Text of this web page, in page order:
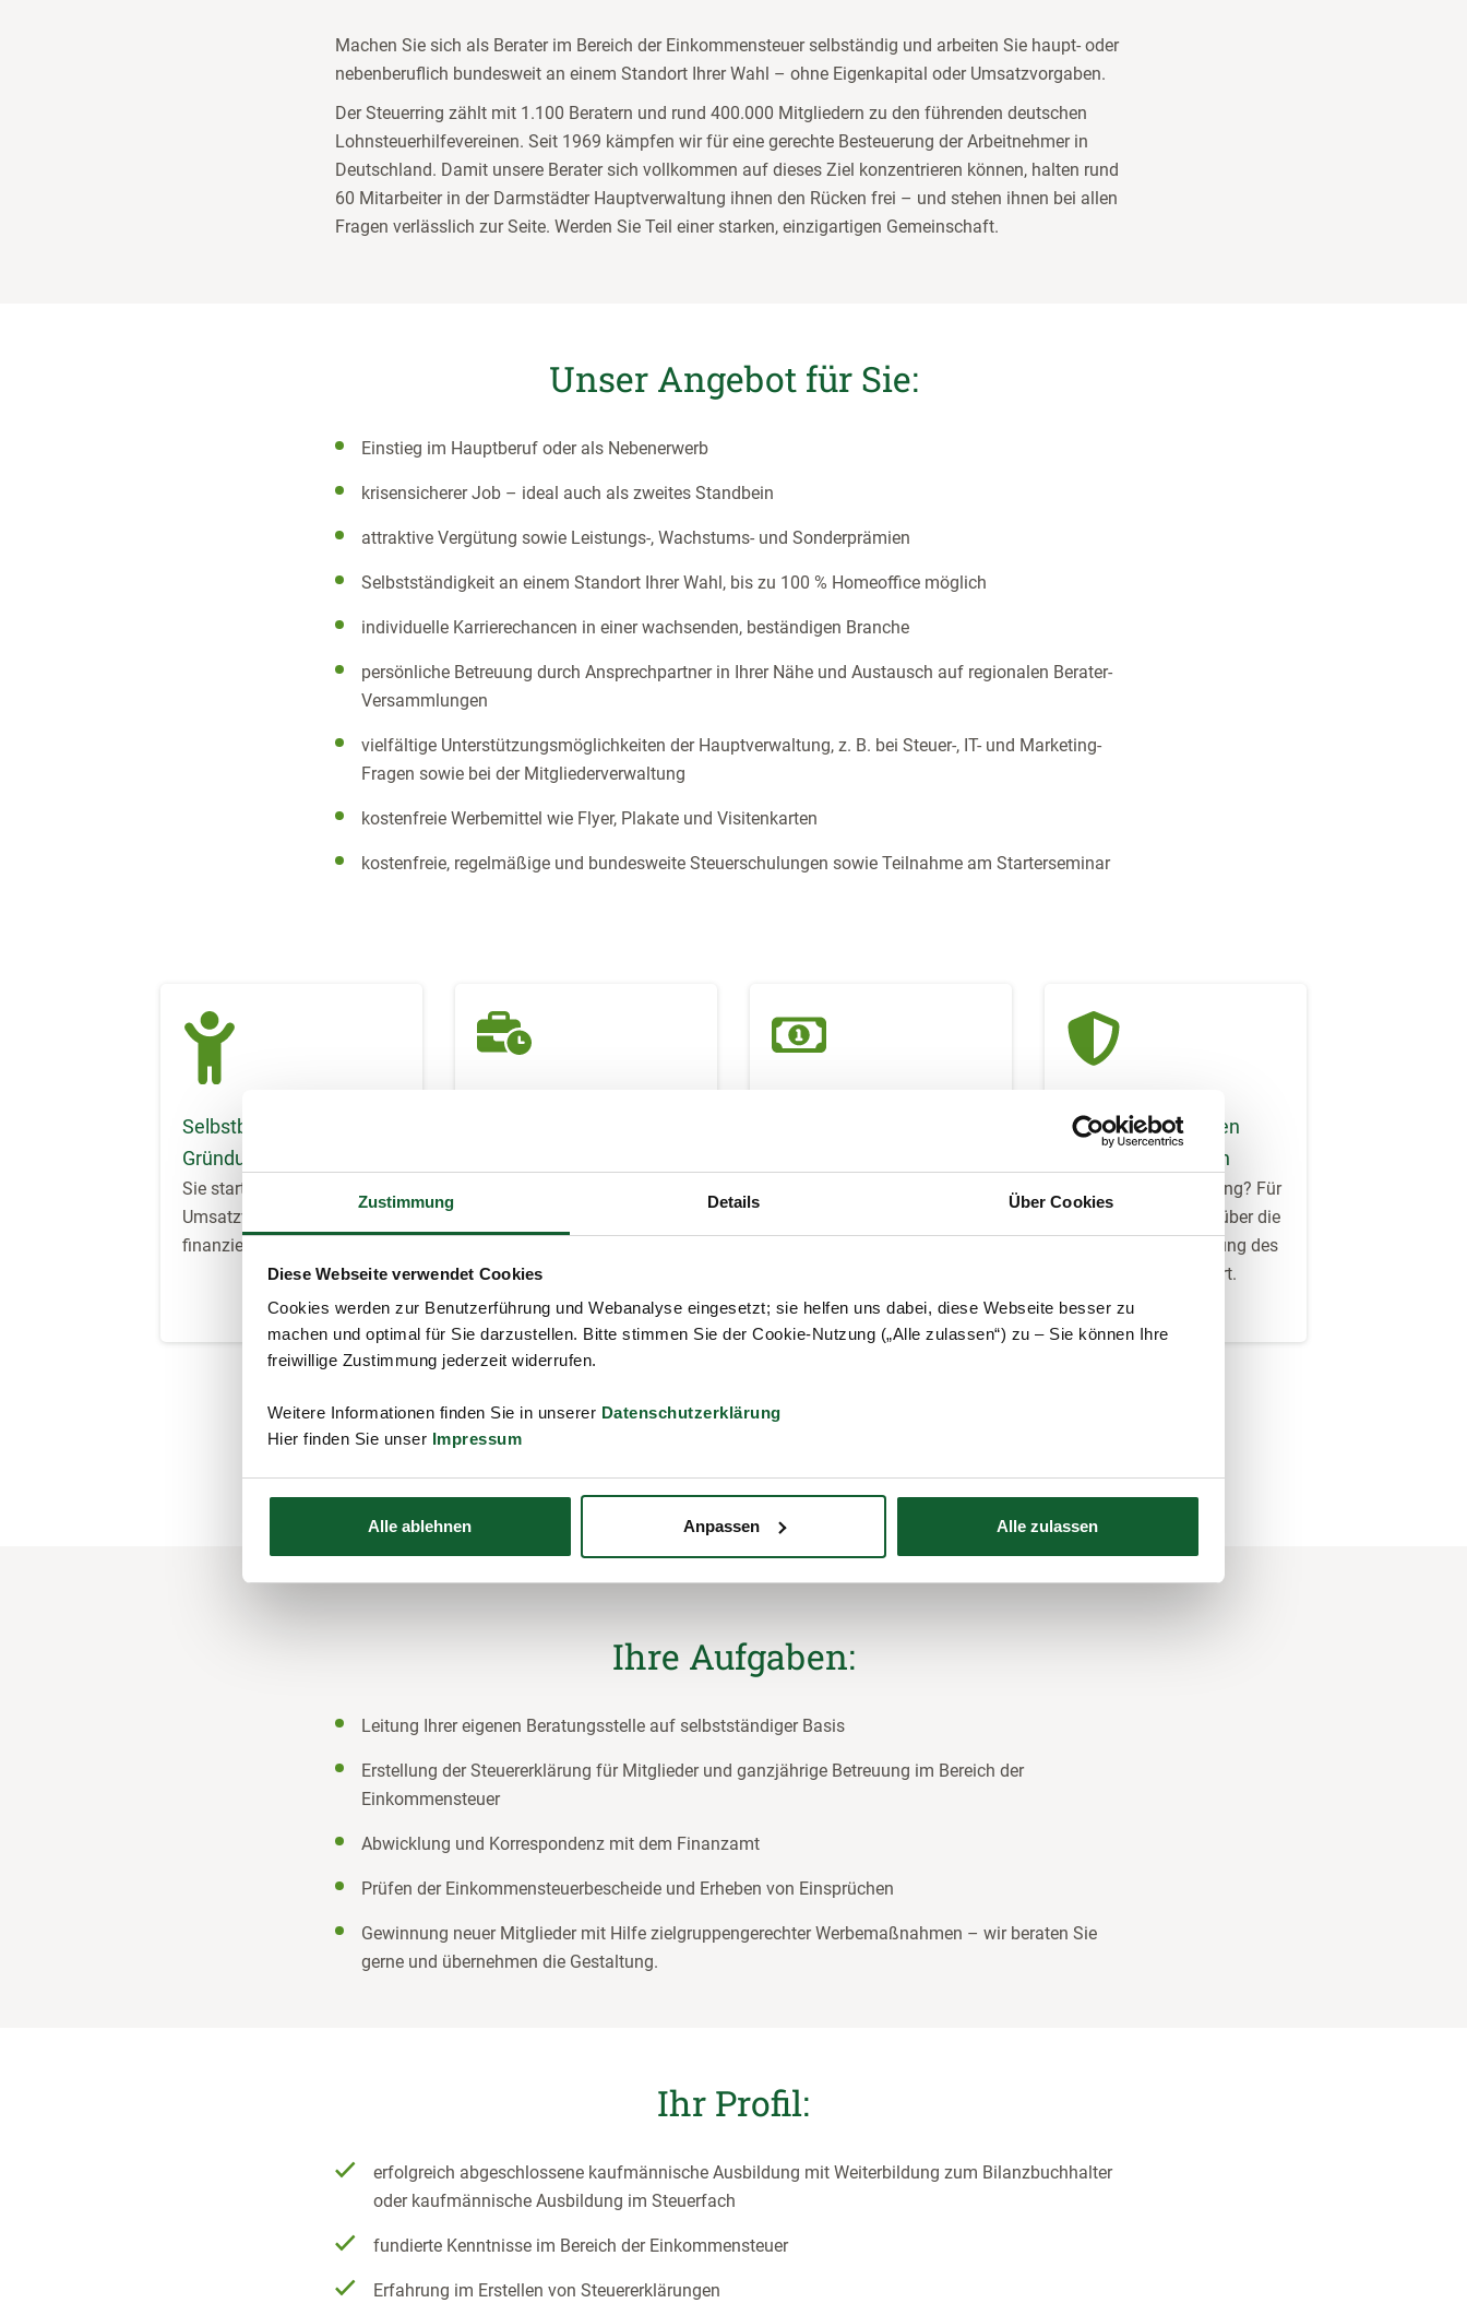
Zustimmung Details Über Cookies
Diese Webseite verwendet Cookies
Cookies werden zur Benutzerführung und Webanalyse eingesetzt; sie helfen uns dabei, diese Webseite besser zu
machen und optimal für Sie darzustellen. Bitte stimmen Sie der Cookie-Nutzung („Alle zulassen“) zu – Sie können Ihre
freiwillige Zustimmung jederzeit widerrufen.
Weitere Informationen finden Sie in unserer Datenschutzerklärung
Hier finden Sie unser Impressum
Alle ablehnen Anpassen Alle zulassen
Machen Sie sich als Berater im Bereich der Einkommensteuer selbständig und arbeiten Sie haupt- oder
nebenberuflich bundesweit an einem Standort Ihrer Wahl – ohne Eigenkapital oder Umsatzvorgaben.
Der Steuerring zählt mit 1.100 Beratern und rund 400.000 Mitgliedern zu den führenden deutschen
Lohnsteuerhilfevereinen. Seit 1969 kämpfen wir für eine gerechte Besteuerung der Arbeitnehmer in
Deutschland. Damit unsere Berater sich vollkommen auf dieses Ziel konzentrieren können, halten rund
60 Mitarbeiter in der Darmstädter Hauptverwaltung ihnen den Rücken frei – und stehen ihnen bei allen
Fragen verlässlich zur Seite. Werden Sie Teil einer starken, einzigartigen Gemeinschaft.
Unser Angebot für Sie:
Einstieg im Hauptberuf oder als Nebenerwerb
krisensicherer Job – ideal auch als zweites Standbein
attraktive Vergütung sowie Leistungs-, Wachstums- und Sonderprämien
Selbstständigkeit an einem Standort Ihrer Wahl, bis zu 100 % Homeoffice möglich
individuelle Karrierechancen in einer wachsenden, beständigen Branche
persönliche Betreuung durch Ansprechpartner in Ihrer Nähe und Austausch auf regionalen Berater-
Versammlungen
vielfältige Unterstützungsmöglichkeiten der Hauptverwaltung, z. B. bei Steuer-, IT- und Marketing-
Fragen sowie bei der Mitgliederverwaltung
kostenfreie Werbemittel wie Flyer, Plakate und Visitenkarten
kostenfreie, regelmäßige und bundesweite Steuerschulungen sowie Teilnahme am Starterseminar
Selbstbestimmte
Gründung und Leitung
Sie starten ohne Probezeit,
Umsatzverpflichtungen oder
finanzielle Vorleistungen.
und wie viel Sie arbeiten.
Versicherung gegen
Beratungsschäden
Fehler bei der Beratung? Für
diesen Fall sind Sie über die
Haftpflichtversicherung des
Steuerrings versichert.
Ihre Aufgaben:
Leitung Ihrer eigenen Beratungsstelle auf selbstständiger Basis
Erstellung der Steuererklärung für Mitglieder und ganzjährige Betreuung im Bereich der
Einkommensteuer
Abwicklung und Korrespondenz mit dem Finanzamt
Prüfen der Einkommensteuerbescheide und Erheben von Einsprüchen
Gewinnung neuer Mitglieder mit Hilfe zielgruppengerechter Werbemaßnahmen – wir beraten Sie
gerne und übernehmen die Gestaltung.
Ihr Profil:
erfolgreich abgeschlossene kaufmännische Ausbildung mit Weiterbildung zum Bilanzbuchhalter
oder kaufmännische Ausbildung im Steuerfach
fundierte Kenntnisse im Bereich der Einkommensteuer
Erfahrung im Erstellen von Steuererklärungen